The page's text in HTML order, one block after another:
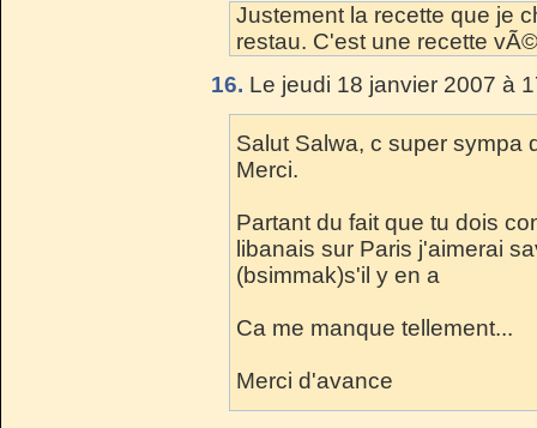
Justement la recette que je
restau. C'est une recette
16. Le jeudi 18 janvier 2007 à
Salut Salwa, c super sympa
Merci.
Partant du fait que tu dois
libanais sur Paris j'aimerai
(bsimmak)s'il y en a
Ca me manque tellement...
Merci d'avance